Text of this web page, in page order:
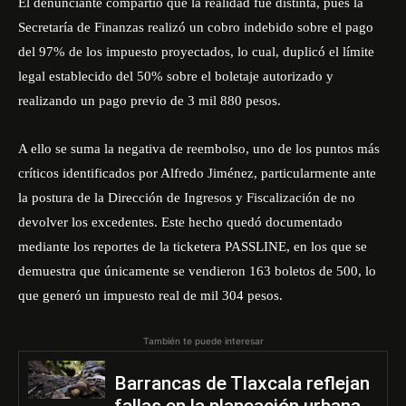
Secretaría de Finanzas realizó un cobro indebido sobre el pago
del 97% de los impuesto proyectados, lo cual, duplicó el límite
legal establecido del 50% sobre el boletaje autorizado y
realizando un pago previo de 3 mil 880 pesos.
A ello se suma la negativa de reembolso, uno de los puntos más
críticos identificados por Alfredo Jiménez, particularmente ante
la postura de la Dirección de Ingresos y Fiscalización de no
devolver los excedentes. Este hecho quedó documentado
mediante los reportes de la ticketera PASSLINE, en los que se
demuestra que únicamente se vendieron 163 boletos de 500, lo
que generó un impuesto real de mil 304 pesos.
También te puede interesar
Barrancas de Tlaxcala reflejan